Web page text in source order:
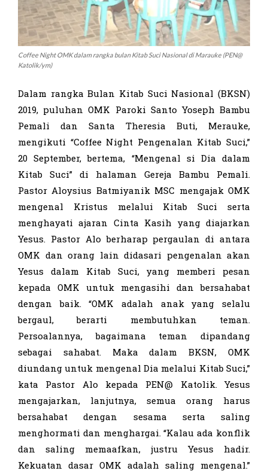
Coffee Night OMK dalam rangka bulan Kitab Suci Nasional di Marauke (PEN@
Katolik/ym)
Dalam rangka Bulan Kitab Suci Nasional (BKSN)
2019, puluhan OMK Paroki Santo Yoseph Bambu
Pemali dan Santa Theresia Buti, Merauke,
mengikuti “Coffee Night Pengenalan Kitab Suci,”
20 September, bertema, “Mengenal si Dia dalam
Kitab Suci” di halaman Gereja Bambu Pemali.
Pastor Aloysius Batmiyanik MSC mengajak OMK
mengenal Kristus melalui Kitab Suci serta
menghayati ajaran Cinta Kasih yang diajarkan
Yesus. Pastor Alo berharap pergaulan di antara
OMK dan orang lain didasari pengenalan akan
Yesus dalam Kitab Suci, yang memberi pesan
kepada OMK untuk mengasihi dan bersahabat
dengan baik. “OMK adalah anak yang selalu
bergaul, berarti membutuhkan teman.
Persoalannya, bagaimana teman dipandang
sebagai sahabat. Maka dalam BKSN, OMK
diundang untuk mengenal Dia melalui Kitab Suci,”
kata Pastor Alo kepada PEN@ Katolik. Yesus
mengajarkan, lanjutnya, semua orang harus
bersahabat dengan sesama serta saling
menghormati dan menghargai. “Kalau ada konflik
dan saling memaafkan, justru Yesus hadir.
Kekuatan dasar OMK adalah saling mengenal.”